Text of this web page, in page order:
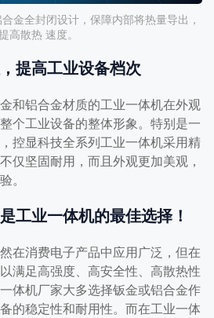
金全封闭设计，保障内部将热量导出，
高散热 速度。
提高工业设备档次
和铝合金材质的工业一体机在外观
个工业设备的整体形象。特别是一
控显科技全系列工业一体机采用精
仅坚固耐用，而且外观更加美观，
。
工业一体机的最佳选择！
在消费电子产品中应用广泛，但在
满足高强度、高安全性、高散热性
体机厂家大多选择钣金或铝合金作
的稳定性和耐用性。而在工业一体